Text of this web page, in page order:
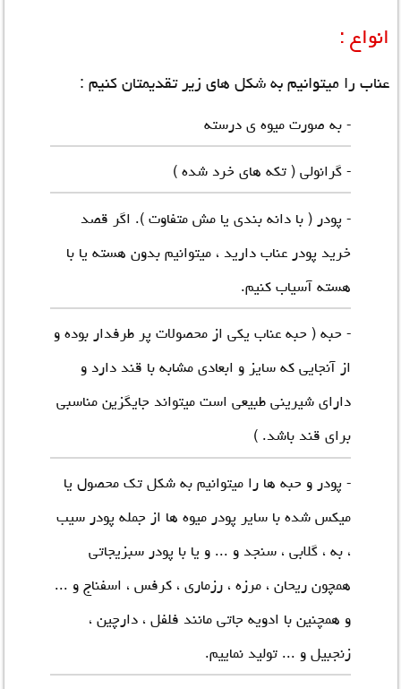
انواع :
عناب را میتوانیم به شکل های زیر تقدیمتان کنیم :
- به صورت میوه ی درسته
- گرانولی ( تکه های خرد شده )
- پودر ( با دانه بندی یا مش متفاوت ). اگر قصد
خرید پودر عناب دارید ، میتوانیم بدون هسته یا با
هسته آسیاب کنیم.
- حبه ( حبه عناب یکی از محصولات پر طرفدار بوده و
از آنجایی که سایز و ابعادی مشابه با قند دارد و
دارای شیرینی طبیعی است میتواند جایگزین مناسبی
برای قند باشد. )
- پودر و حبه ها را میتوانیم به شکل تک محصول یا
میکس شده با سایر پودر میوه ها از جمله پودر سیب
، به ، گلابی ، سنجد و ... و یا با پودر سبزیجاتی
همچون ریحان ، مرزه ، رزماری ، کرفس ، اسفناج و ...
و همچنین با ادویه جاتی مانند فلفل ، دارچین ،
زنجبیل و ... تولید نماییم.